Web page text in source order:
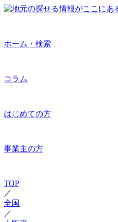
ホーム・検索
コラム
はじめての方
事業主の方
TOP
／
全国
／